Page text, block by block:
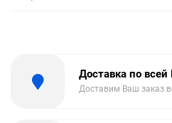
Доставка по всей
Доставим Ваш заказ